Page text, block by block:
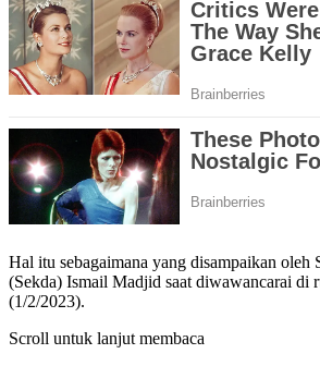
Hal itu sebagaimana yang disampaikan oleh
(Sekda) Ismail Madjid saat diwawancarai di
(1/2/2023).
Scroll untuk lanjut membaca